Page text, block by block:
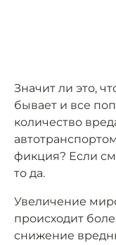
Значит ли это,
бывает и все
количество
фикция? Если
то да.
Увеличение
происходит
снижение